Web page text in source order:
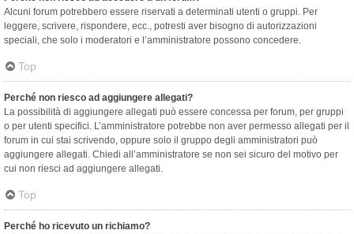
Alcuni forum potrebbero essere riservati a determinati utenti o gruppi. Per
leggere, scrivere, rispondere, ecc., potresti aver bisogno di autorizzazioni
speciali, che solo i moderatori e l’amministratore possono concedere.
Top
Perché non riesco ad aggiungere allegati?
La possibilità di aggiungere allegati può essere concessa per forum, per gruppi
o per utenti specifici. L’amministratore potrebbe non aver permesso allegati per il
forum in cui stai scrivendo, oppure solo il gruppo degli amministratori può
aggiungere allegati. Chiedi all’amministratore se non sei sicuro del motivo per
cui non riesci ad aggiungere allegati.
Top
Perché ho ricevuto un richiamo?